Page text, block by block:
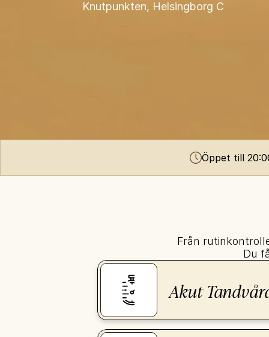
Knutpunkten, Helsingborg C
Öppet till
Från
Du
Akut